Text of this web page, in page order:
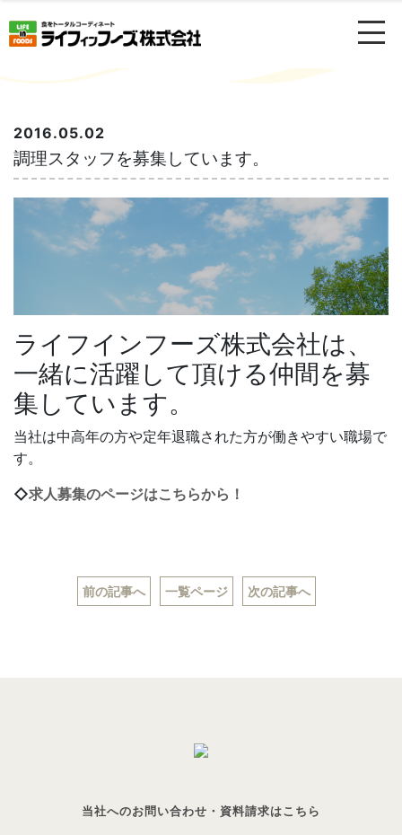
2016.05.02
調理スタッフを募集しています。
ライフインフーズ株式会社は、
一緒に活躍して頂ける仲間を募
集しています。
当社は中高年の方や定年退職された方が働きやすい職場で
す。
◇求人募集のページはこちらから！
前の記事へ 一覧ページ 次の記事へ
当社へのお問い合わせ・資料請求はこちら